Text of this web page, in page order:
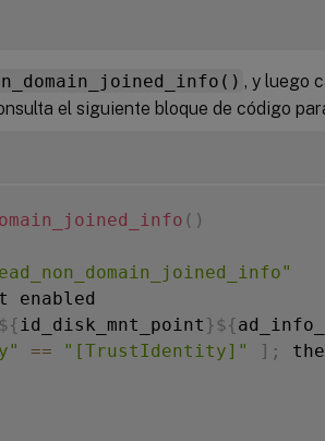
, y luego
el siguiente bloque de código
( )
enabled
${ id_disk_mnt_point } ${
== "[TrustIdentity]" ] ;